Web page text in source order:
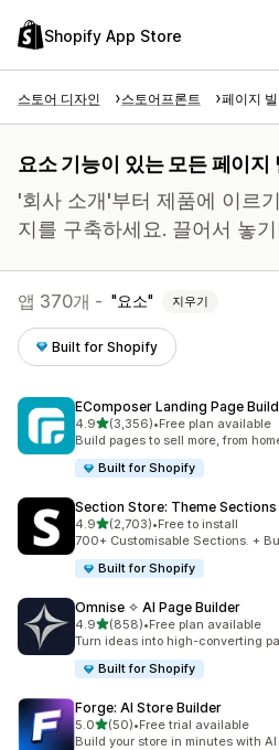
Shopify App Store
스토어 디자인 스토어프론트 페이지
요소 기능이 있는 모든 페이지
'회사 소개'부터 제품에 이르
지를 구축하세요. 끌어서 놓
앱 370개 - 요소 지우기
Built for Shopify
EComposer Landing Page
4.9별 5개 중
(3,356)
총 리뷰 3356개
•Free plan available
Build pages to sell more, from
Built for Shopify
Section Store: Theme Sections
4.9별 5개 중
(2,703)
총 리뷰 2703개
•Free to install
700+ Customisable Sections. +
Built for Shopify
Omnise ✧ AI Page Builder
4.9별 5개 중
(858)
총 리뷰 858개
•Free plan available
Turn ideas into high-converting
Built for Shopify
Forge: AI Store Builder
5.0별 5개 중
(50)
총 리뷰 50개
•Free trial available
Build your store in minutes with